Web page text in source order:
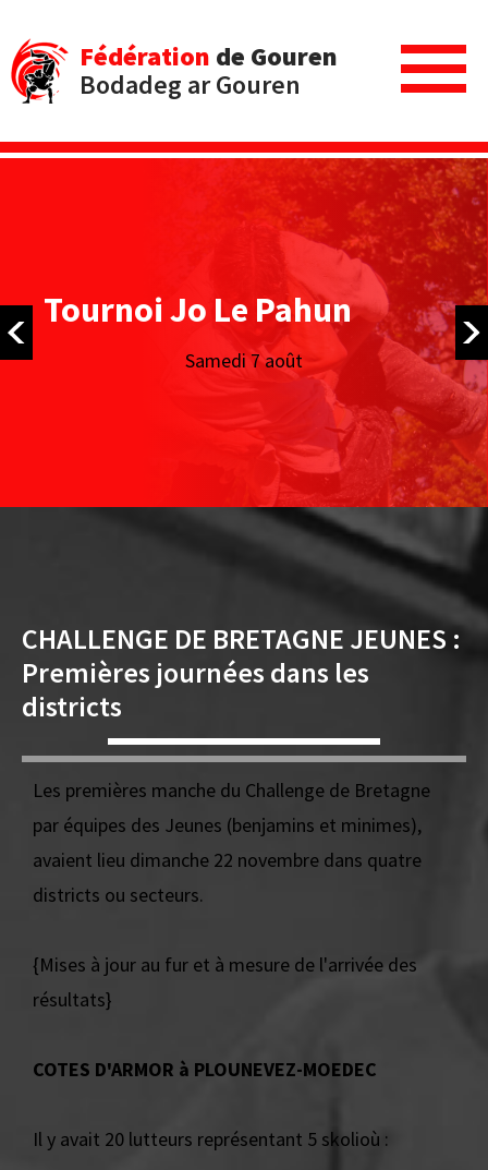
Fédération de Gouren
Bodadeg ar Gouren
Tournoi Jo Le Pahun
Samedi 7 août
CHALLENGE DE BRETAGNE JEUNES :
Premières journées dans les
districts
Les premières manche du Challenge de Bretagne
par équipes des Jeunes (benjamins et minimes),
avaient lieu dimanche 22 novembre dans quatre
districts ou secteurs.
{Mises à jour au fur et à mesure de l'arrivée des
résultats}
COTES D'ARMOR à PLOUNEVEZ-MOEDEC
Il y avait 20 lutteurs représentant 5 skolioù :